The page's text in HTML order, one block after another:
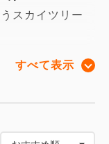
スカイツリー
場合には、
すべて表示